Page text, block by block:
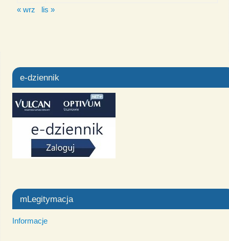
« wrz
lis »
e-dziennik
mLegitymacja
Informacje